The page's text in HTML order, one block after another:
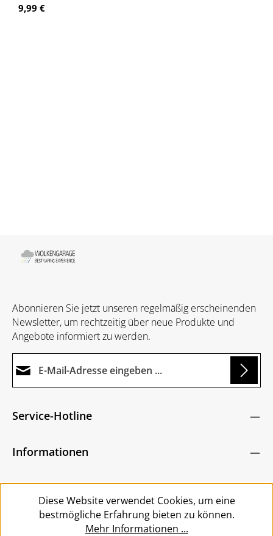
Regulärer Preis:
9,99 €
Abonnieren Sie jetzt unseren regelmäßig erscheinenden
Newsletter, um rechtzeitig über neue Produkte und
Angebote informiert zu werden.
Ich habe dieDatenschutzbestimmungen
bin mit ihnen einverstanden.
Zeichen ein*
Die mit einem Stern (*) markierten Felder sind
Service-Hotline
Informationen
Service
Diese Website verwendet Cookies, um eine
bestmögliche Erfahrung bieten zu können.
Mehr Informationen ...